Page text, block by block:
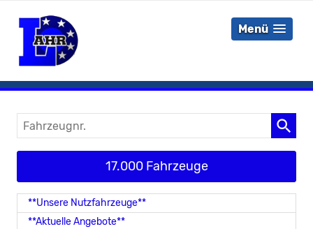
Menü
Fahrzeugnr.
17.000 Fahrzeuge
**Unsere Nutzfahrzeuge**
**Aktuelle Angebote**